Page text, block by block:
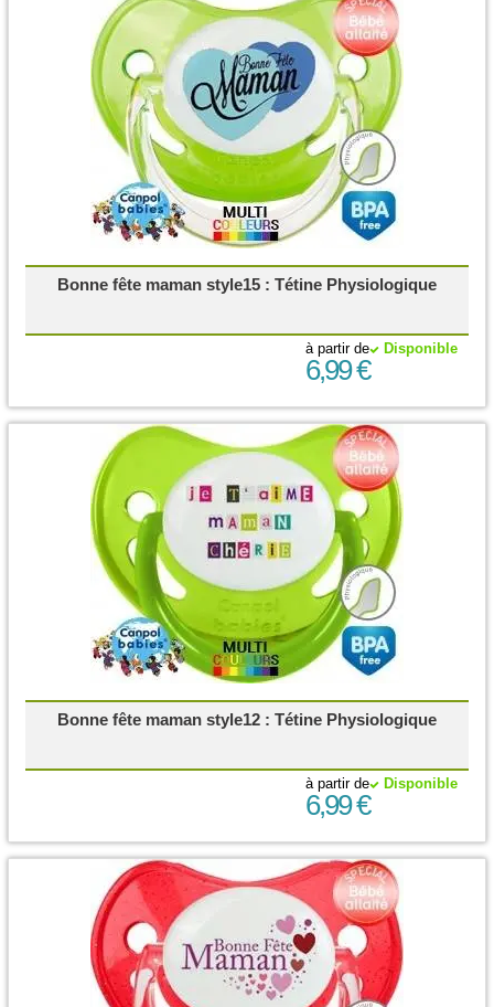
Bonne fête maman style15 : Tétine Physiologique
Disponible
à partir de
6,99 €
Bonne fête maman style12 : Tétine Physiologique
Disponible
à partir de
6,99 €